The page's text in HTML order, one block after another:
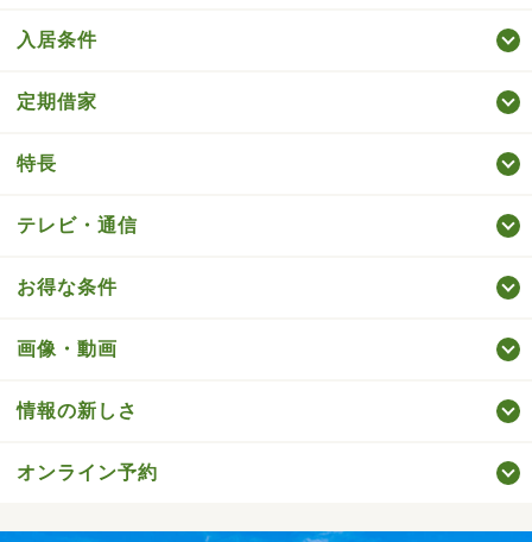
入居条件
定期借家
特長
テレビ・通信
お得な条件
画像・動画
情報の新しさ
オンライン予約